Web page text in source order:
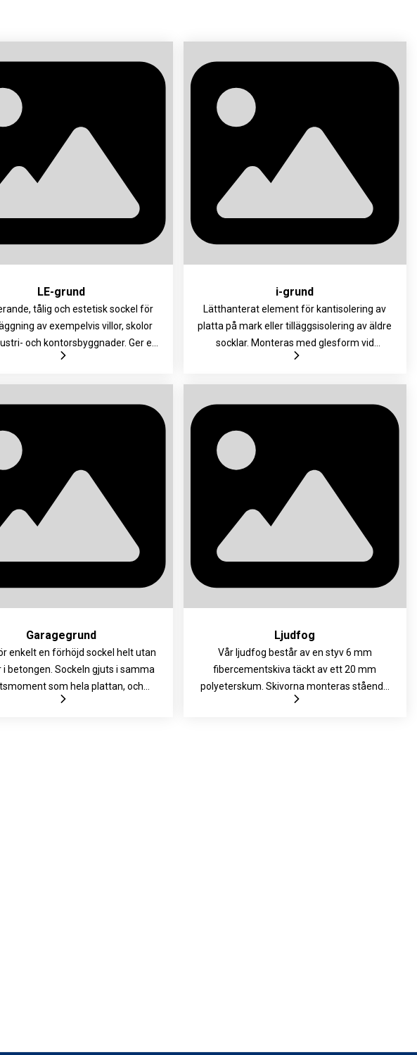
LE-grund
tålig och estetisk sockel för
av exempelvis villor, skolor
och kontorsbyggnader. Ger en
betongbalk vilket minskar
och hantera. Levereras med
fixeringskilar och spikbleck.
i-grund
Lätthanterat element för kantisolering av
platta på mark eller tilläggsisolering av äldre
socklar. Monteras med glesform vid
nyproduktion. Tillverkas som standard med
med en skiva av fibercement och levereras
med fixeringskil i plast för sammanfogning i
Garagegrund
enkelt en förhöjd sockel helt utan
i betongen. Sockeln gjuts i samma
som hela plattan, och
levereras tillsammans med
Ljudfog
Vår ljudfog består av en styv 6 mm
fibercementskiva täckt av ett 20 mm
polyeterskum. Skivorna monteras stående
mellan EPS-lagren i plattan, vilket gör att